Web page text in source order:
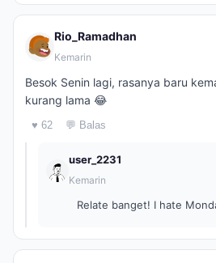
Rio_Ramadhan
Kemarin
Besok Senin lagi, rasanya baru
kurang lama 😂
♥ 62 💬 Balas
user_2231
Kemarin
Relate banget! I hate